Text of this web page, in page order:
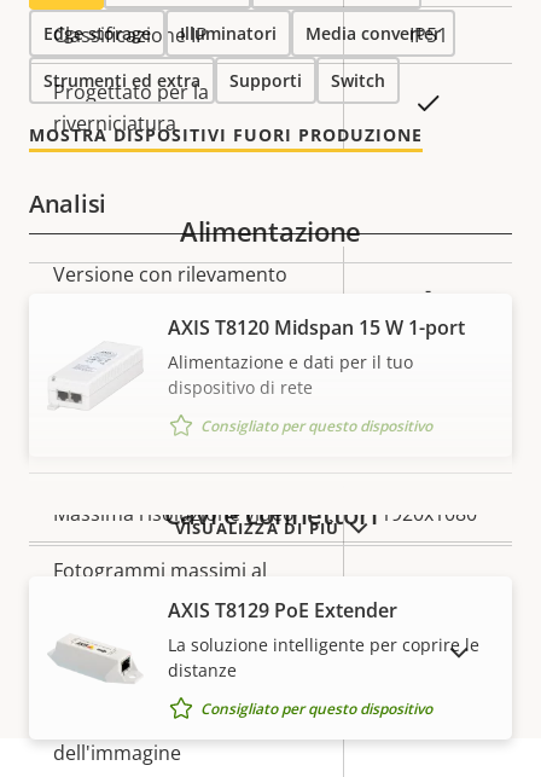
Classificazione IP IP51
Progettato per la
riverniciatura
Analisi
Descrizione
Valore
proprietà
Versione con rilevamento
-
Assistenza orientamento
Descrizione
della
proprietà
Valore
della
proprietà
Massima risoluzione video 1920x1080
Fotogrammi massimi al
Riprese diurne/notturne Sì
Stabilizzatore elettronico
dell'immagine
–
Edge storage Illuminatori Media converter
Strumenti ed extra Supporti Switch
MOSTRA DISPOSITIVI FUORI PRODUZIONE
VISUALIZZA DI PIÙ
Alimentazione
AXIS T8120 Midspan 15 W 1-port
Alimentazione e dati per il tuo
dispositivo di rete
Consigliato per questo dispositivo
Cavi e connettori
AXIS T8129 PoE Extender
La soluzione intelligente per coprire le
distanze
Consigliato per questo dispositivo
MOSTRA DISPOSITIVI FUORI PRODUZIONE